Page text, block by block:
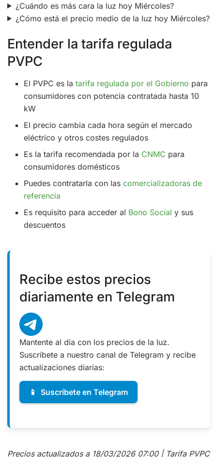
¿Cuándo es más cara la luz hoy Miércoles?
¿Cómo está el precio medio de la luz hoy Miércoles?
Entender la tarifa regulada
PVPC
El PVPC es latarifa regulada por el Gobierno para
consumidores con potencia contratada hasta 10
kW
El precio cambia cada hora según el mercado
eléctrico y otros costes regulados
Es la tarifa recomendada por la CNMC para
consumidores domésticos
Puedes contratarla con lascomercializadoras de
referencia
Es requisito para acceder al Bono Social y sus
descuentos
Recibe estos precios
diariamente en Telegram
Mantente al día con los precios de la luz.
Suscríbete a nuestro canal de Telegram y recibe
actualizaciones diarias:
📱 Suscríbete en Telegram
Precios actualizados a 18/03/2026 07:00 | Tarifa PVPC